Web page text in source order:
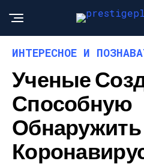
ИНТЕРЕСНОЕ И
Ученые
Способную
Обнаружить